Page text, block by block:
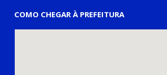
COMO CHEGAR À PREFEITURA